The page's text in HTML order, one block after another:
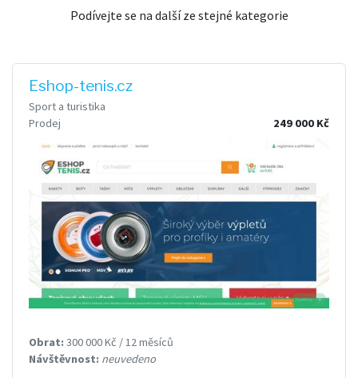
Podívejte se na další ze stejné kategorie
Eshop-tenis.cz
Sport a turistika
Prodej
249 000 Kč
Obrat: 300 000 Kč / 12 měsíců
Návštěvnost: neuvedeno